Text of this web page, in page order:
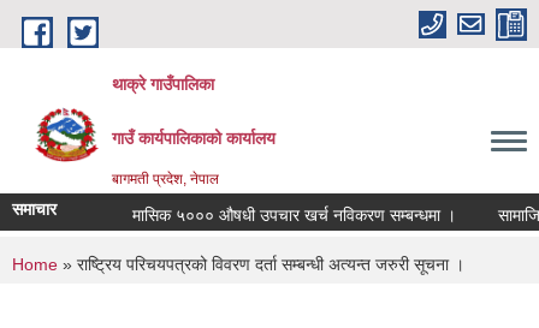
Skip to main content
थाक्रे गाउँपालिका
गाउँ कार्यपालिकाको कार्यालय
बागमती प्रदेश, नेपाल
समाचार मासिक ५००० औषधी उपचार खर्च नविकरण सम्बन्धमा । सामाजिक
You are here
Home » राष्ट्रिय परिचयपत्रको विवरण दर्ता सम्बन्धी अत्यन्त जरुरी सूचना ।